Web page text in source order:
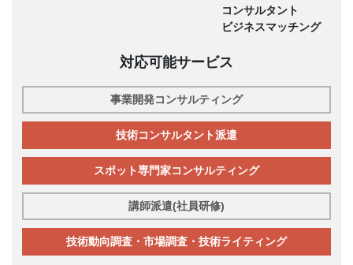
コンサルタント
ビジネスマッチング
対応可能サービス
事業開発コンサルティング
技術コンサルタント派遣
スポット専門家コンサルティング
講師派遣(社員研修)
技術動向調査・市場調査・技術ライティング